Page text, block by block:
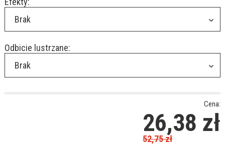
Brak
Odbicie lustrzane:
Brak
Cena:
26,38 zł
52,75zł